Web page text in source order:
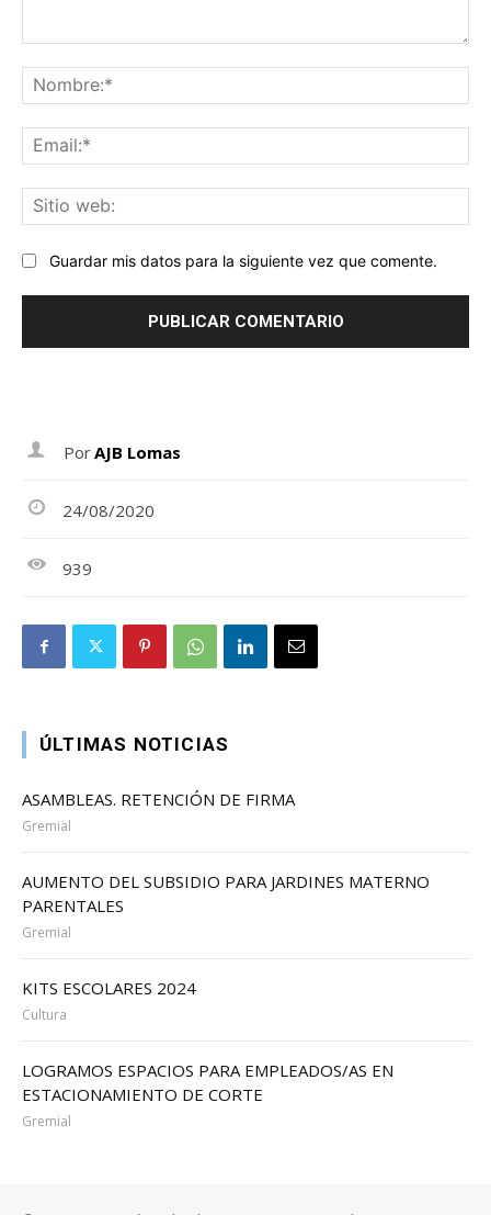
Guardar mis datos para la siguiente vez que comente.
PorAJB Lomas
24/08/2020
939
ÚLTIMAS NOTICIAS
ASAMBLEAS. RETENCIÓN DE FIRMA
Gremial
AUMENTO DEL SUBSIDIO PARA JARDINES MATERNO
PARENTALES
Gremial
KITS ESCOLARES 2024
Cultura
LOGRAMOS ESPACIOS PARA EMPLEADOS/AS EN
ESTACIONAMIENTO DE CORTE
Gremial